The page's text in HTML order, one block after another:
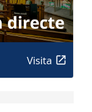
Visita